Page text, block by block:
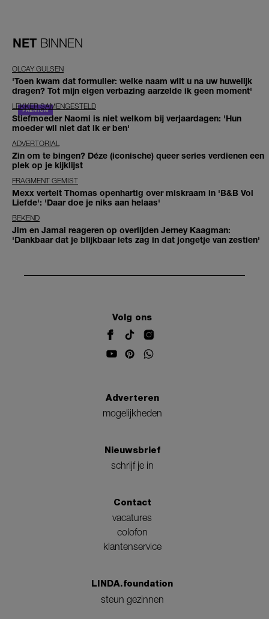
NET BINNEN
OLCAY GULSEN
'Toen kwam dat formulier: welke naam wilt u na uw huwelijk
dragen? Tot mijn eigen verbazing aarzelde ik geen moment'
LEKKER SAMENGESTELD
Stiefmoeder Naomi is niet welkom bij verjaardagen: 'Hun
moeder wil niet dat ik er ben'
ADVERTORIAL
Zin om te bingen? Déze (iconische) queer series verdienen een
plek op je kijklijst
FRAGMENT GEMIST
Mexx vertelt Thomas openhartig over miskraam in 'B&B Vol
Liefde': 'Daar doe je niks aan helaas'
BEKEND
Jim en Jamai reageren op overlijden Jerney Kaagman:
'Dankbaar dat je blijkbaar iets zag in dat jongetje van zestien'
Volg ons
Adverteren
mogelijkheden
Nieuwsbrief
schrijf je in
Contact
vacatures
colofon
klantenservice
LINDA.foundation
steun gezinnen